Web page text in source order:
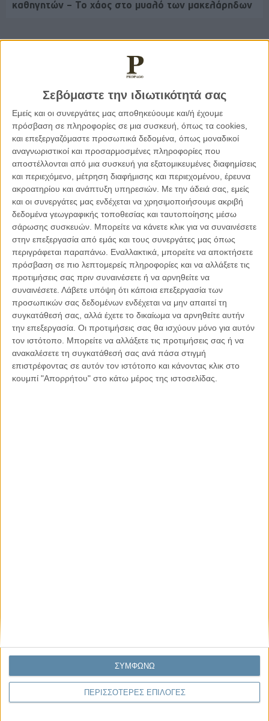
Σεβόμαστε την ιδιωτικότητά σας
Εμείς και οι συνεργάτες μας αποθηκεύουμε και/ή έχουμε
πρόσβαση σε πληροφορίες σε μια συσκευή, όπως τα cookies,
και επεξεργαζόμαστε προσωπικά δεδομένα, όπως μοναδικοί
αναγνωριστικοί και προσαρμοσμένες πληροφορίες που
αποστέλλονται από μια συσκευή για εξατομικευμένες διαφημίσεις
και περιεχόμενο, μέτρηση διαφήμισης και περιεχομένου, έρευνα
ακροατηρίου και ανάπτυξη υπηρεσιών. Με την άδειά σας, εμείς
και οι συνεργάτες μας ενδέχεται να χρησιμοποιήσουμε ακριβή
δεδομένα γεωγραφικής τοποθεσίας και ταυτοποίησης μέσω
σάρωσης συσκευών. Μπορείτε να κάνετε κλικ για να συναινέσετε
στην επεξεργασία από εμάς και τους συνεργάτες μας όπως
περιγράφεται παραπάνω. Εναλλακτικά, μπορείτε να αποκτήσετε
πρόσβαση σε πιο λεπτομερείς πληροφορίες και να αλλάξετε τις
προτιμήσεις σας πριν συναινέσετε ή να αρνηθείτε να
συναινέσετε. Λάβετε υπόψη ότι κάποια επεξεργασία των
προσωπικών σας δεδομένων ενδέχεται να μην απαιτεί τη
συγκατάθεσή σας, αλλά έχετε το δικαίωμα να αρνηθείτε αυτήν
την επεξεργασία. Οι προτιμήσεις σας θα ισχύουν μόνο για αυτόν
τον ιστότοπο. Μπορείτε να αλλάξετε τις προτιμήσεις σας ή να
ανακαλέσετε τη συγκατάθεσή σας ανά πάσα στιγμή
επιστρέφοντας σε αυτόν τον ιστότοπο και κάνοντας κλικ στο
κουμπί "Απορρήτου" στο κάτω μέρος της ιστοσελίδας.
ΠΕΡΙΣΣΟΤΕΡΕΣ ΕΠΙΛΟΓΕΣ
ΣΥΜΦΩΝΩ
καθηγητών – Το χάος στο μυαλό των μακελάρηδων
Κέλλυ Καμπάκη
Κέλλυ Καμπάκη: Η μαμά της Έμμας
γράφει για την “ισόβια καταδίκη
της”
Γιάννης Πανούσης
Οι μόνοι αθώοι
Αντώνιος Ντακανάλης
Τέμπη: Η Κορυφή του Παγόβουνου
μιας Κοινωνίας που βράζει
Γιάννης Πανούσης
Μικροδιάβολοι ή άγουροι
εγκληματίες; – Άρθρο – παρέμβαση
στο Propago του Γιάννη Πανούση
Να αφήνεις τους ανθρώπους να είναι (letting